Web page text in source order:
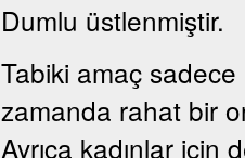
Dumlu üstlenmiştir.
Tabiki amaç sadece
zamanda rahat bir
Ayrıca kadınlar için